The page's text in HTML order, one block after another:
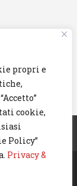
propri e
cookie,
Policy”
Privacy &